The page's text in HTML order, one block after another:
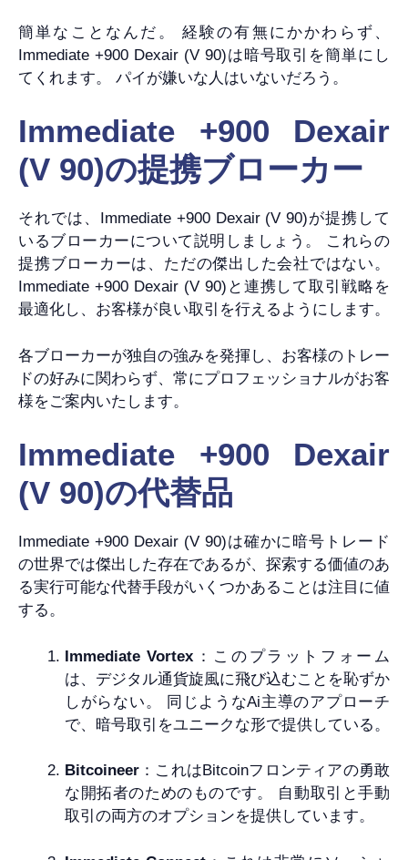
簡単なことなんだ。 経験の有無にかかわらず、
Immediate +900 Dexair (V 90)は暗号取引を簡単にし
てくれます。 パイが嫌いな人はいないだろう。
Immediate +900 Dexair
(V 90)の提携ブローカー
それでは、Immediate +900 Dexair (V 90)が提携して
いるブローカーについて説明しましょう。 これらの
提携ブローカーは、ただの傑出した会社ではない。
Immediate +900 Dexair (V 90)と連携して取引戦略を
最適化し、お客様が良い取引を行えるようにします。
各ブローカーが独自の強みを発揮し、お客様のトレー
ドの好みに関わらず、常にプロフェッショナルがお客
様をご案内いたします。
Immediate +900 Dexair
(V 90)の代替品
Immediate +900 Dexair (V 90)は確かに暗号トレード
の世界では傑出した存在であるが、探索する価値のあ
る実行可能な代替手段がいくつかあることは注目に値
する。
Immediate Vortex ：このプラットフォーム
は、デジタル通貨旋風に飛び込むことを恥ずか
しがらない。 同じようなAi主導のアプローチ
で、暗号取引をユニークな形で提供している。
Bitcoineer ：これはBitcoinフロンティアの勇敢
な開拓者のためのものです。 自動取引と手動
取引の両方のオプションを提供しています。